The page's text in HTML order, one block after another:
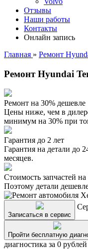
Отзывы
Наши работы
Контакты
Онлайн запись
Главная » Ремонт
Ремонт Hyundai
Ремонт на 30% дешевле
Цены ниже, чем в
минимум на 30% при
Гарантия до 2 лет
Гарантия на детали до
месяцев.
Стоимость запчастей
Поэтому детали
Записаться в сервис
Пройти бесплатную
диагностика за 0 рублей